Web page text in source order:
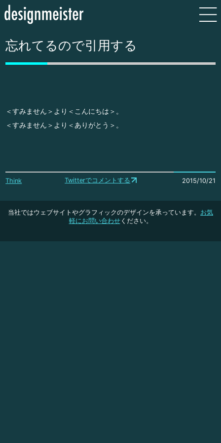
忘れてるので引用する
＜すみません＞より＜こんにちは＞。
＜すみません＞より＜ありがとう＞。
Think Twitterでコメントする 2015/10/21
当社ではウェブサイトやグラフィックのデザインを承っています。 お気
軽にお問い合わせください。